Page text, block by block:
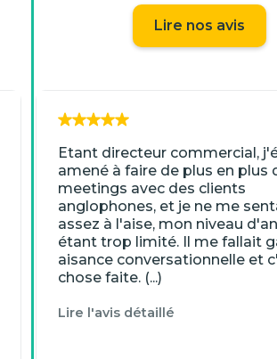
Lire nos avis
Etant directeur commercial,
amené à faire de plus en plus
meetings avec des clients
anglophones, et je ne me
assez à l'aise, mon niveau
étant trop limité. Il me fallait
aisance conversationnelle et
chose faite. (...)
Lire l'avis détaillé